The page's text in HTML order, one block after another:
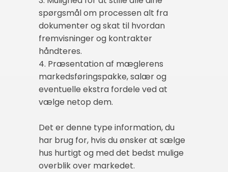
spørgsmål om processen alt fra
dokumenter og skat til hvordan
fremvisninger og kontrakter
håndteres.
4. Præsentation af mæglerens
markedsføringspakke, salær og
eventuelle ekstra fordele ved at
vælge netop dem.
Det er denne type information, du
har brug for, hvis du ønsker at sælge
hus hurtigt og med det bedst mulige
overblik over markedet.